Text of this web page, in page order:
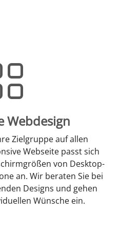
Webdesign
Zielgruppe auf allen
Webseite passt sich
von Desktop-
an. Wir beraten Sie bei
Designs und gehen
Wünsche ein.